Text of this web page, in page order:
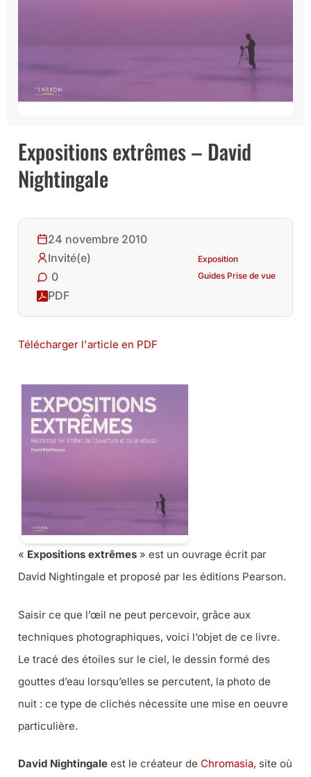
Expositions extrêmes – David
Nightingale
24 novembre 2010
Invité(e)
0
PDF
Exposition
Guides Prise de vue
Télécharger l'article en PDF
« Expositions extrêmes » est un ouvrage écrit par
David Nightingale et proposé par les éditions Pearson.
Saisir ce que l’œil ne peut percevoir, grâce aux
techniques photographiques, voici l’objet de ce livre.
Le tracé des étoiles sur le ciel, le dessin formé des
gouttes d’eau lorsqu’elles se percutent, la photo de
nuit : ce type de clichés nécessite une mise en oeuvre
particulière.
David Nightingale est le créateur de Chromasia, site où